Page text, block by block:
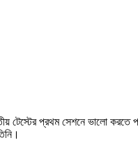
টেস্টের প্রথম সেশনে ভালো